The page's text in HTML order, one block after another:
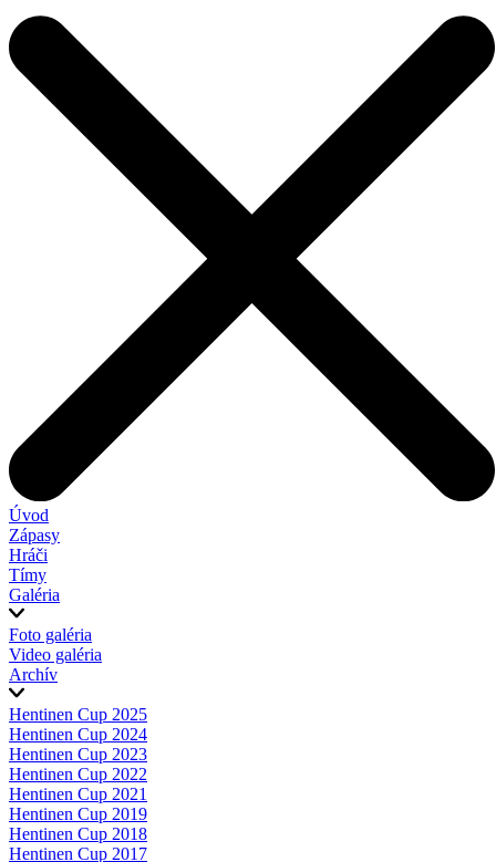
Úvod
Zápasy
Hráči
Tímy
Galéria
Foto galéria
Video galéria
Archív
Hentinen Cup 2025
Hentinen Cup 2024
Hentinen Cup 2023
Hentinen Cup 2022
Hentinen Cup 2021
Hentinen Cup 2019
Hentinen Cup 2018
Hentinen Cup 2017